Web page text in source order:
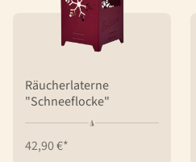
Räucherlaterne
"Schneeflocke"
42,90 €*